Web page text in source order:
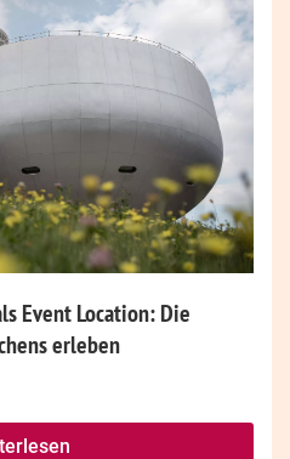
Event Location: Die
erleben